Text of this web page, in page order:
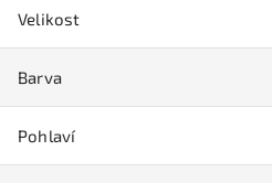
Velikost
Barva
Pohlaví